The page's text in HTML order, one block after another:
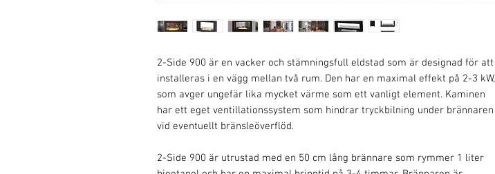
2-Side 900 är en vacker och stämningsfull eldstad som är designad för att
installeras i en vägg mellan två rum. Den har en maximal effekt på 2-3 kW,
som avger ungefär lika mycket värme som ett vanligt element. Kaminen
har ett eget ventillationssystem som hindrar tryckbilning under brännaren
vid eventuellt bränsleöverflöd.
2-Side 900 är utrustad med en 50 cm lång brännare som rymmer 1 liter